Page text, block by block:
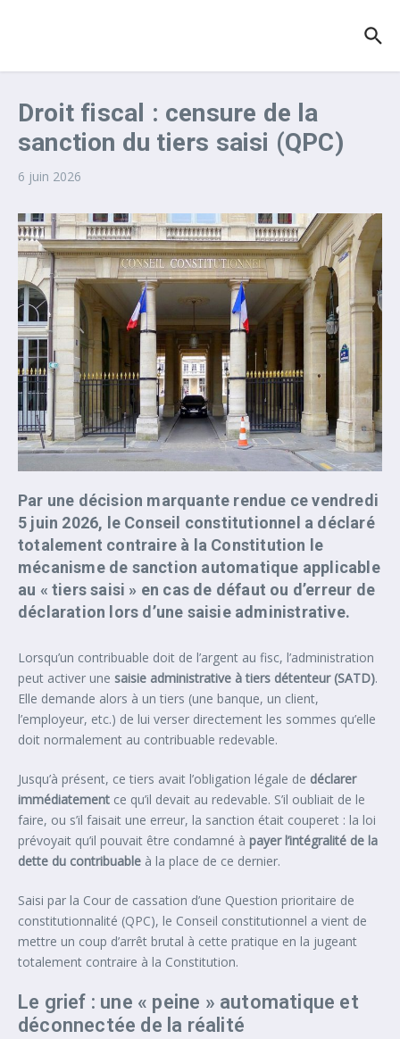
Droit fiscal : censure de la
sanction du tiers saisi (QPC)
6 juin 2026
Par une décision marquante rendue ce vendredi
5 juin 2026, le Conseil constitutionnel a déclaré
totalement contraire à la Constitution le
mécanisme de sanction automatique applicable
au « tiers saisi » en cas de défaut ou d’erreur de
déclaration lors d’une saisie administrative.
Lorsqu’un contribuable doit de l’argent au fisc, l’administration
peut activer une saisie administrative à tiers détenteur (SATD).
Elle demande alors à un tiers (une banque, un client,
l’employeur, etc.) de lui verser directement les sommes qu’elle
doit normalement au contribuable redevable.
Jusqu’à présent, ce tiers avait l’obligation légale de déclarer
immédiatement ce qu’il devait au redevable. S’il oubliait de le
faire, ou s’il faisait une erreur, la sanction était couperet : la loi
prévoyait qu’il pouvait être condamné à payer l’intégralité de la
dette du contribuable à la place de ce dernier.
Saisi par la Cour de cassation d’une Question prioritaire de
constitutionnalité (QPC), le Conseil constitutionnel a vient de
mettre un coup d’arrêt brutal à cette pratique en la jugeant
totalement contraire à la Constitution.
Le grief : une « peine » automatique et
déconnectée de la réalité